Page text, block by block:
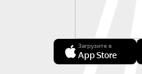
Загрузите в
App Store